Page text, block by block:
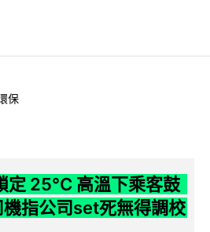
保
定 25°C 高溫下乘客鼓
機指公司set死無得調校